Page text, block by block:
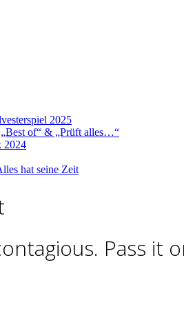
2025
of“ & „Prüft alles…“
2024
hat seine Zeit
Pass it